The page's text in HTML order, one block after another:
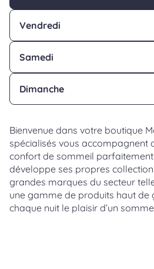
Vendredi
Samedi
Dimanche
Bienvenue dans votre boutique
spécialisés vous accompagnent
confort de sommeil parfaitement
développe ses propres
grandes marques du secteur
une gamme de produits haut
chaque nuit le plaisir d’un